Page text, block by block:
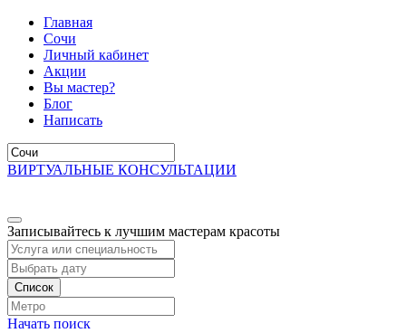
Главная
Сочи
Личный кабинет
Акции
Вы мастер?
Блог
Написать
ВИРТУАЛЬНЫЕ КОНСУЛЬТАЦИИ
Записывайтесь к лучшим мастерам красоты
Список
Начать поиск